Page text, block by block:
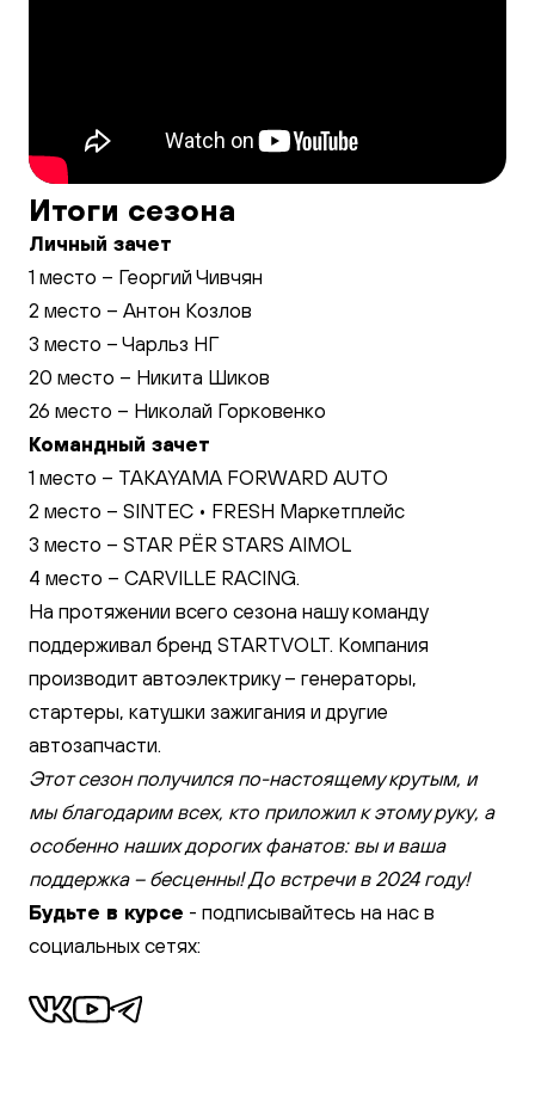
Итоги сезона
Личный зачет
1 место – Георгий Чивчян
2 место – Антон Козлов
3 место – Чарльз НГ
20 место – Никита Шиков
26 место – Николай Горковенко
Командный зачет
1 место – TAKAYAMA FORWARD AUTO
2 место – SINTEC • FRESH Маркетплейс
3 место – STAR PЁR STARS AIMOL
4 место – CARVILLE RACING.
На протяжении всего сезона нашу команду
поддерживалбренд STARTVOLT. Компания
производит автоэлектрику – генераторы,
стартеры, катушки зажигания и другие
автозапчасти.
Этот сезон получился по-настоящему крутым, и
мы благодарим всех, кто приложил к этому руку, а
особенно наших дорогих фанатов: вы и ваша
поддержка – бесценны! До встречи в 2024 году!
Будьте в курсе - подписывайтесь на нас в
социальных сетях: